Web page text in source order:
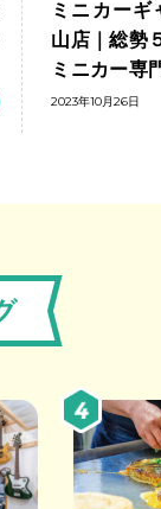
ミニカーギ
山店｜総勢
ミニカー専
の出会いを
2023年10月26日